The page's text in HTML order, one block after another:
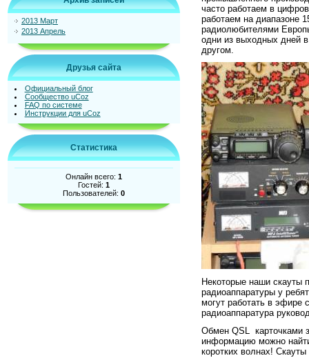
2013 Март
2013 Апрель
Друзья сайта
Официальный блог
Сообщество uCoz
FAQ по системе
Инструкции для uCoz
Статистика
Онлайн всего: 1
Гостей: 1
Пользователей: 0
часто работаем в
работаем на диапазоне
радиолюбителями
одни из выходных дней
другом.
Некоторые наши скауты
радиоаппаратуры у
могут работать в эфире
радиоаппаратура
Обмен QSL
карточками
информацию можно
коротких волнах!